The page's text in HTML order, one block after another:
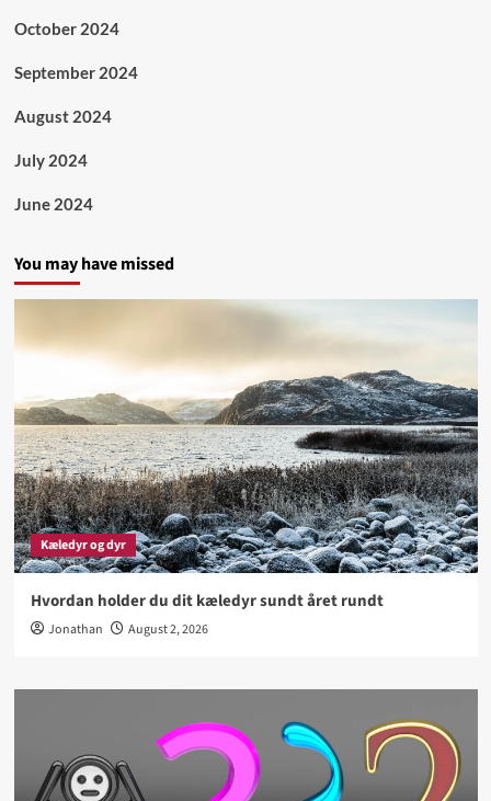
October 2024
September 2024
August 2024
July 2024
June 2024
You may have missed
Kæledyr og dyr
Hvordan holder du dit kæledyr sundt året rundt
Jonathan August 2, 2026